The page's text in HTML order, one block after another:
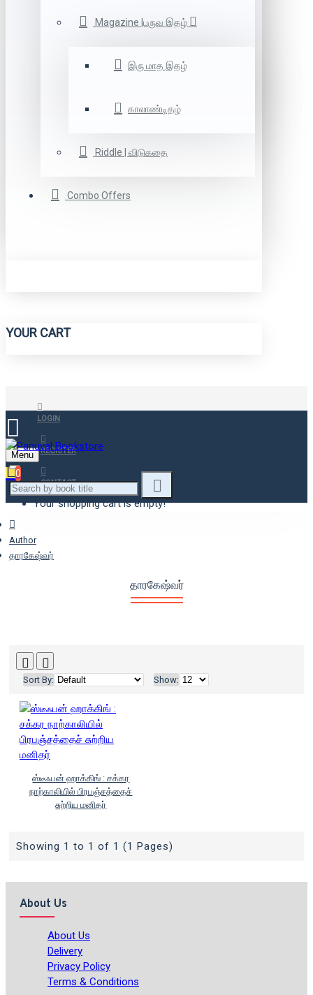
Magazine |பருவ இதழ்
இரு மாத இதழ்
காலாண்டிதழ்
Riddle | விடுகதை
Combo Offers
YOUR CART
LOGIN
REGISTER
CONTACT
Menu
0
Your shopping cart is empty!
Author
தாரகேஷ்வர்
தாரகேஷ்வர்
Sort By: Show:
ஸ்டீஃபன் ஹாக்கிங் : சக்கர
நாற்காலியில் பிரபஞ்சத்தைச்
சுற்றிய மனிதர்
Showing 1 to 1 of 1 (1 Pages)
About Us
About Us
Delivery
Privacy Policy
Terms & Conditions